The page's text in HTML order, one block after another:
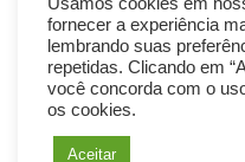
Redes Sociais
fornecer a experiência
lembrando suas
repetidas. Clicando em
você concorda com o
os cookies.
Aceitar